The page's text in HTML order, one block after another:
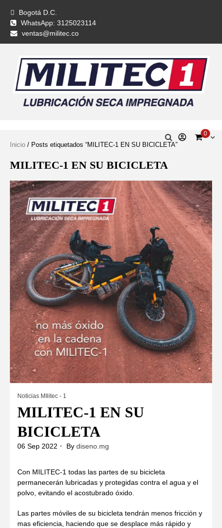
Bogotá D.C.
WhatsApp: 3125023114
ventas@militec.co
0
Inicio / Posts etiquetados “MILITEC-1 EN SU BICICLETA”
MILITEC-1 EN SU BICICLETA
Noticias MIlitec - 1
MILITEC-1 EN SU
BICICLETA
06 Sep 2022 By diseno.mg
Con MILITEC-1 todas las partes de su bicicleta
permanecerán lubricadas y protegidas contra el agua y el
polvo, evitando el acostubrado óxido.
Las partes móviles de su bicicleta tendrán menos fricción y
mas eficiencia, haciendo que se desplace más rápido y